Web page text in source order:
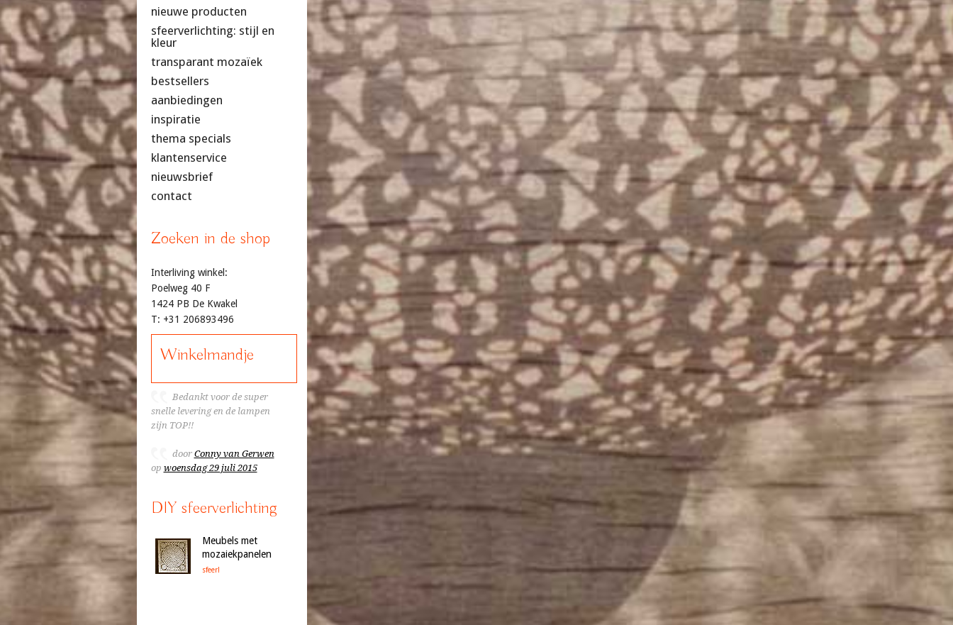
nieuwe producten
sfeerverlichting: stijl en
kleur
transparant mozaïek
bestsellers
aanbiedingen
inspiratie
thema specials
klantenservice
nieuwsbrief
contact
Zoeken in de shop
Interliving winkel:
Poelweg 40 F
1424 PB De Kwakel
T: +31 206893496
Winkelmandje
Bedankt voor de super
snelle levering en de lampen
zijn TOP!!
door Conny van Gerwen
op woensdag 29 juli 2015
DIY sfeerverlichting
Meubels met
mozaiekpanelen
sfeer!